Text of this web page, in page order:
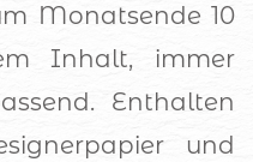
Monatsende 10
Inhalt, immer
Enthalten
und